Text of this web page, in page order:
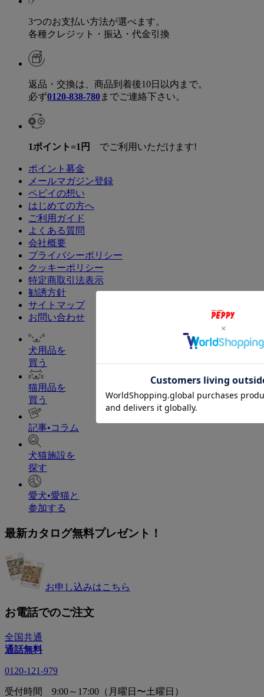
3つのお支払い方法が選べます。
各種クレジット・振込・代金引換
返品・交換は、商品到着後10日以内まで。
必ず0120-838-780までご連絡下さい。
1ポイント=1円 でご利用いただけます!
ポイント募金
メールマガジン登録
ペピイの想い
はじめての方へ
ご利用ガイド
よくある質問
会社概要
プライバシーポリシー
クッキーポリシー
特定商取引法表示
勧誘方針
サイトマップ
お問い合わせ
犬用品を
買う
猫用品を
買う
記事•コラム
犬猫施設を
探す
愛犬•愛猫と
参加する
最新カタログ無料プレゼント！
お申し込みはこちら
お電話でのご注文
全国共通
通話無料
0120-121-979
受付時間 9:00～17:00（月曜日〜土曜日）